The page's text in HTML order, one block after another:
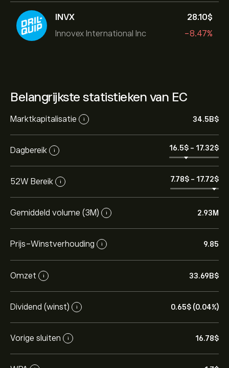
INVX
Innovex International Inc
28.10‎$‎
-8.47%
Belangrijkste statistieken van EC
Marktkapitalisatie i 34.5B‎$‎
Dagbereik i 16.5‎$‎ - 17.32‎$‎
52W Bereik i 7.78‎$‎ - 17.72‎$‎
Gemiddeld volume (3M) i 2.93M
Prijs-Winstverhouding i 9.85
Omzet i 33.69B‎$‎
Dividend (winst) i 0.65‎$‎ (0.04%)
Vorige sluiten i 16.78‎$‎